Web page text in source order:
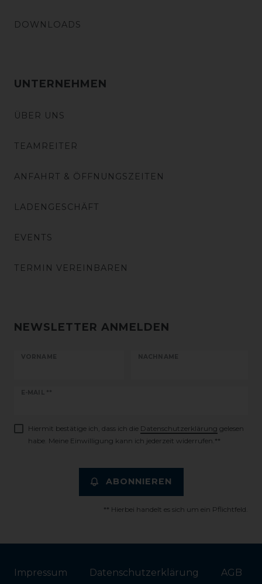
DOWNLOADS
UNTERNEHMEN
ÜBER UNS
TEAMREITER
ANFAHRT & ÖFFNUNGSZEITEN
LADENGESCHÄFT
EVENTS
TERMIN VEREINBAREN
NEWSLETTER ANMELDEN
VORNAME NACHNAME
E-MAIL **
Newsletter
Hiermit bestätige ich, dass ich die Daten­schutz­erklärung gelesen
habe. Meine Einwilligung kann ich jederzeit widerrufen.**
ABONNIEREN
** Hierbei handelt es sich um ein Pflichtfeld.
Impressum Daten­schutz­erklärung AGB